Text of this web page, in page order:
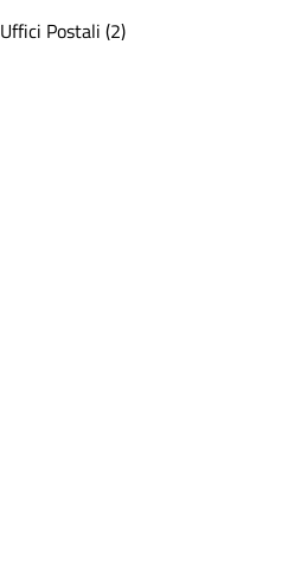
Uffici Postali (2)